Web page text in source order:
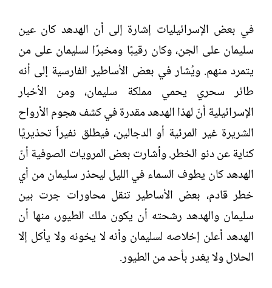
في بعض الإسرائيليات إشارة إلى أن الهدهد كان عين
سليمان على الجن، وكان رقيبًا ومخبرًا لسليمان على من
يتمرد منهم. ويُشار في بعض الأساطير الفارسية إلى أنه
طائر سحري يحمي مملكة سليمان، ومن الأخبار
الإسرائيلية أنّ لهذا الهدهد مقدرة في كشف هجوم الأرواح
الشريرة غير المرئية أو الدجالين، فيطلق نفيراً تحذيريًا
كناية عن دنو الخطر. وأشارت بعض المرويات الصوفية أنّ
الهدهد كان يطوف السماء في الليل ليحذر سليمان من أي
خطر قادم، بعض الأساطير تنقل محاورات جرت بين
سليمان والهدهد رشحته أن يكون ملك الطيور، منها أن
الهدهد أعلن إخلاصه لسليمان وأنه لا يخونه ولا يأكل إلا
الحلال ولا يغدر بأحد من الطيور.